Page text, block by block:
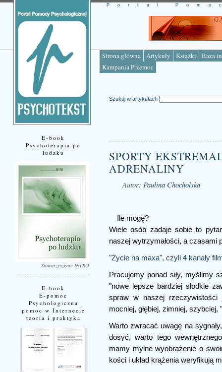
Strona główna Artykuły Książki
Baza
Kampania Przemoc
Portal
E-book
Psychoterapia po
ludzku
Stowarzyszenie INTRO
E-book
E-pomoc
Psychologiczna
pomoc w Internecie
teoria i praktyka
Szukaj w artykułach
SPORTY
ADRENALINY
Autor: Paulina Chocholska
Ile mogę?
Wiele osób zadaje sobie to
naszej wytrzymałości, a czasami
"Życie na maxa", czyli 4 kanały
Pracujemy ponad siły, myślimy
"nowe lepsze bardziej słodkie
spraw w naszej
mocniej, głębiej, zimniej,
Warto zwracać uwagę na
dosyć, warto tego
mamy mylne wyobrażenie o
kości i układ krążenia weryfikują